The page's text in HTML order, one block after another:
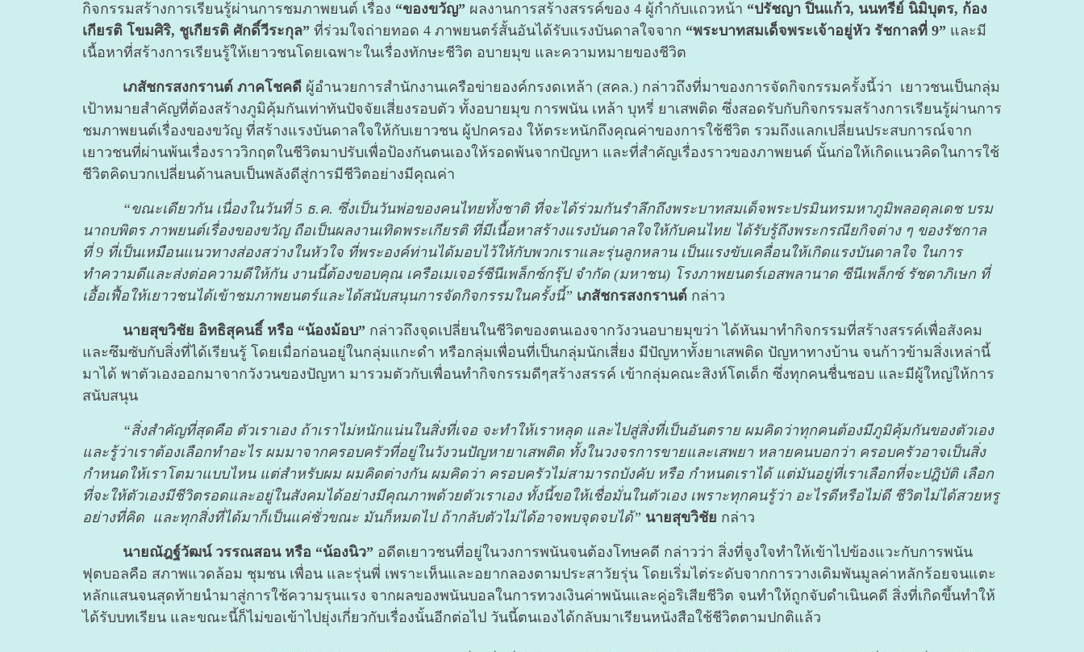
กิจกรรมสร้างการเรียนรู้ผ่านการชมภาพยนต์ เรื่อง “ของขวัญ” ผลงานการสร้างสรรค์ของ 4 ผู้กำกับแถวหน้า “ปรัชญา ปิ่นแก้ว, นนทรีย์ นิมิบุตร, ก้อง
เกียรติ โขมศิริ, ชูเกียรติ ศักดิ์วีระกุล” ที่ร่วมใจถ่ายทอด 4 ภาพยนตร์สั้นอันได้รับแรงบันดาลใจจาก “พระบาทสมเด็จพระเจ้าอยู่หัว รัชกาลที่ 9” และมี
เนื้อหาที่สร้างการเรียนรู้ให้เยาวชนโดยเฉพาะในเรื่องทักษะชีวิต อบายมุข และความหมายของชีวิต
เภสัชกรสงกรานต์ ภาคโชคดี ผู้อำนวยการสำนักงานเครือข่ายองค์กรงดเหล้า (สคล.) กล่าวถึงที่มาของการจัดกิจกรรมครั้งนี้ว่า เยาวชนเป็นกลุ่ม
เป้าหมายสำคัญที่ต้องสร้างภูมิคุ้มกันเท่าทันปัจจัยเสี่ยงรอบตัว ทั้งอบายมุข การพนัน เหล้า บุหรี่ ยาเสพติด ซึ่งสอดรับกับกิจกรรมสร้างการเรียนรู้ผ่านการ
ชมภาพยนต์เรื่องของขวัญ ที่สร้างแรงบันดาลใจให้กับเยาวชน ผู้ปกครอง ให้ตระหนักถึงคุณค่าของการใช้ชีวิต รวมถึงแลกเปลี่ยนประสบการณ์จาก
เยาวชนที่ผ่านพ้นเรื่องราววิกฤตในชีวิตมาปรับเพื่อป้องกันตนเองให้รอดพ้นจากปัญหา และที่สำคัญเรื่องราวของภาพยนต์ นั้นก่อให้เกิดแนวคิดในการใช้
ชีวิตคิดบวกเปลี่ยนด้านลบเป็นพลังดีสู่การมีชีวิตอย่างมีคุณค่า
“ขณะเดียวกัน เนื่องในวันที่ 5 ธ.ค. ซึ่งเป็นวันพ่อของคนไทยทั้งชาติ ที่จะได้ร่วมกันรำลึกถึงพระบาทสมเด็จพระปรมินทรมหาภูมิพลอดุลเดช บรม
นาถบพิตร ภาพยนต์เรื่องของขวัญ ถือเป็นผลงานเทิดพระเกียรติ ที่มีเนื้อหาสร้างแรงบันดาลใจให้กับคนไทย ได้รับรู้ถึงพระกรณียกิจต่าง ๆ ของรัชกาล
ที่ 9 ที่เป็นเหมือนแนวทางส่องสว่างในหัวใจ ที่พระองค์ท่านได้มอบไว้ให้กับพวกเราและรุ่นลูกหลาน เป็นแรงขับเคลื่อนให้เกิดแรงบันดาลใจ ในการ
ทำความดีและส่งต่อความดีให้กัน งานนี้ต้องขอบคุณ เครือเมเจอร์ซีนีเพล็กซ์กรุ๊ป จำกัด (มหาชน) โรงภาพยนตร์เอสพลานาด ซีนีเพล็กซ์ รัชดาภิเษก ที่
เอื้อเฟื้อให้เยาวชนได้เข้าชมภาพยนตร์และได้สนับสนุนการจัดกิจกรรมในครั้งนี้” เภสัชกรสงกรานต์ กล่าว
นายสุขวิชัย อิทธิสุคนธิ์ หรือ “น้องม้อบ” กล่าวถึงจุดเปลี่ยนในชีวิตของตนเองจากวังวนอบายมุขว่า ได้หันมาทำกิจกรรมที่สร้างสรรค์เพื่อสังคม
และซึมซับกับสิ่งที่ได้เรียนรู้ โดยเมื่อก่อนอยู่ในกลุ่มแกะดำ หรือกลุ่มเพื่อนที่เป็นกลุ่มนักเสี่ยง มีปัญหาทั้งยาเสพติด ปัญหาทางบ้าน จนก้าวข้ามสิ่งเหล่านี้
มาได้ พาตัวเองออกมาจากวังวนของปัญหา มารวมตัวกับเพื่อนทำกิจกรรมดีๆสร้างสรรค์ เข้ากลุ่มคณะสิงห์โตเด็ก ซึ่งทุกคนชื่นชอบ และมีผู้ใหญ่ให้การ
สนับสนุน
“สิ่งสำคัญที่สุดคือ ตัวเราเอง ถ้าเราไม่หนักแน่นในสิ่งที่เจอ จะทำให้เราหลุด และไปสู่สิ่งที่เป็นอันตราย ผมคิดว่าทุกคนต้องมีภูมิคุ้มกันของตัวเอง
และรู้ว่าเราต้องเลือกทำอะไร ผมมาจากครอบครัวที่อยู่ในวังวนปัญหายาเสพติด ทั้งในวงจรการขายและเสพยา หลายคนบอกว่า ครอบครัวอาจเป็นสิ่ง
กำหนดให้เราโตมาแบบไหน แต่สำหรับผม ผมคิดต่างกัน ผมคิดว่า ครอบครัวไม่สามารถบังคับ หรือ กำหนดเราได้ แต่มันอยู่ที่เราเลือกที่จะปฎิบัติ เลือก
ที่จะให้ตัวเองมีชีวิตรอดและอยู่ในสังคมได้อย่างมีคุณภาพด้วยตัวเราเอง ทั้งนี้ขอให้เชื่อมั่นในตัวเอง เพราะทุกคนรู้ว่า อะไรดีหรือไม่ดี ชีวิตไม่ได้สวยหรู
อย่างที่คิด และทุกสิ่งที่ได้มาก็เป็นแค่ชั่วขณะ มันก็หมดไป ถ้ากลับตัวไม่ได้อาจพบจุดจบได้” นายสุขวิชัย กล่าว
นายณัฎฐ์วัฒน์ วรรณสอน หรือ “น้องนิว” อดีตเยาวชนที่อยู่ในวงการพนันจนต้องโทษคดี กล่าวว่า สิ่งที่จูงใจทำให้เข้าไปข้องแวะกับการพนัน
ฟุตบอลคือ สภาพแวดล้อม ชุมชน เพื่อน และรุ่นพี่ เพราะเห็นและอยากลองตามประสาวัยรุ่น โดยเริ่มไต่ระดับจากการวางเดิมพันมูลค่าหลักร้อยจนแตะ
หลักแสนจนสุดท้ายนำมาสู่การใช้ความรุนแรง จากผลของพนันบอลในการทวงเงินค่าพนันและคู่อริเสียชีวิต จนทำให้ถูกจับดำเนินคดี สิ่งที่เกิดขึ้นทำให้
ได้รับบทเรียน และขณะนี้ก็ไม่ขอเข้าไปยุ่งเกี่ยวกับเรื่องนั้นอีกต่อไป วันนี้ตนเองได้กลับมาเรียนหนังสือใช้ชีวิตตามปกติแล้ว